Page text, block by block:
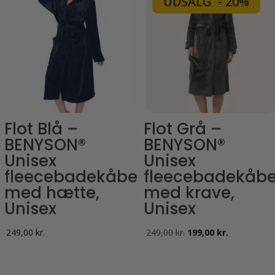
Flot Blå –
BENYSON®
Unisex
fleecebadekåbe
med hætte,
Unisex
249,00 kr.
Flot Grå –
BENYSON®
Unisex
med krave,
Unisex
249,00kr. Den
199,00 kr.Den